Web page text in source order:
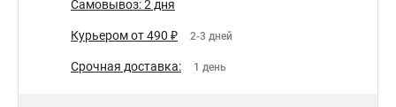
Самовывоз: 2 дня
Курьером от 490 ₽ 2-3 дней
Срочная доставка: 1 день